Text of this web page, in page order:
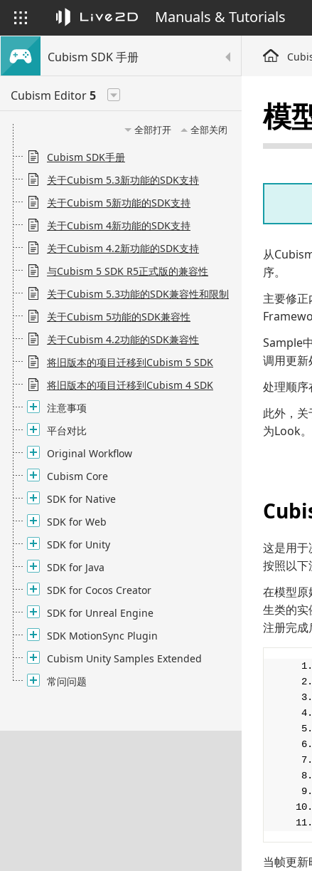
Manuals & Tutorials
Cubism SDK 手册
Cubism Editor5
全部打开 全部关闭
Cubism SDK手册
关于Cubism 5.3新功能的SDK支持
关于Cubism 5新功能的SDK支持
关于Cubism 4新功能的SDK支持
关于Cubism 4.2新功能的SDK支持
与Cubism 5 SDK R5正式版的兼容性
关于Cubism 5.3功能的SDK兼容性和限制
关于Cubism 5功能的SDK兼容性
关于Cubism 4.2功能的SDK兼容性
将旧版本的项目迁移到Cubism 5 SDK
将旧版本的项目迁移到Cubism 4 SDK
注意事项
平台对比
Original Workflow
Cubism Core
SDK for Native
SDK for Web
SDK for Unity
SDK for Java
SDK for Cocos Creator
SDK for Unreal Engine
SDK MotionSync Plugin
Cubism Unity Samples Extended
常问问题
模
从
序。
主要修
Sample
调用更新
处理顺
此外，
为Look。
这是用于
按照以下
在模型
生类的
注册完
当帧更